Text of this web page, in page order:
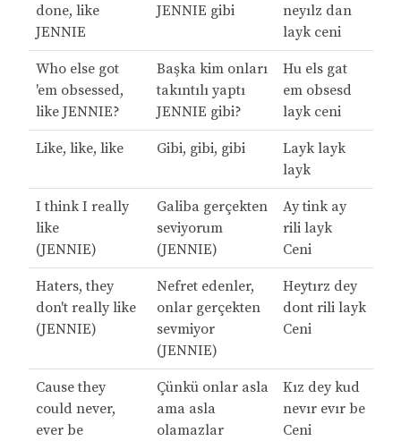
done, like
JENNIE
JENNIE gibi
neyılz dan
layk ceni
Who else got
'em obsessed,
like JENNIE?
Başka kim onları
takıntılı yaptı
JENNIE gibi?
Hu els gat
em obsesd
layk ceni
Like, like, like Gibi, gibi, gibi
Layk layk
layk
I think I really
like
(JENNIE)
Galiba gerçekten
seviyorum
(JENNIE)
Ay tink ay
rili layk
Ceni
Haters, they
don't really like
(JENNIE)
Nefret edenler,
onlar gerçekten
sevmiyor
(JENNIE)
Heytırz dey
dont rili layk
Ceni
Cause they
could never,
ever be
Çünkü onlar asla
ama asla
olamazlar
Kız dey kud
nevır evır be
Ceni